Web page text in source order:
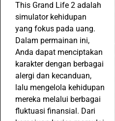
This Grand Life 2 adalah
simulator kehidupan
yang fokus pada uang.
Dalam permainan ini,
Anda dapat menciptakan
karakter dengan berbagai
alergi dan kecanduan,
lalu mengelola kehidupan
mereka melalui berbagai
fluktuasi finansial. Dari